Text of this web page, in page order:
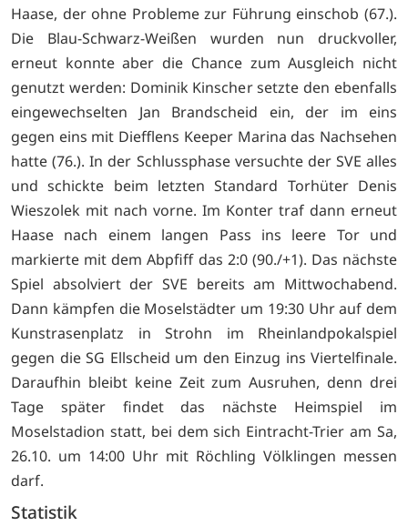
Haase, der ohne Probleme zur Führung einschob (67.).
Die Blau-Schwarz-Weißen wurden nun druckvoller,
erneut konnte aber die Chance zum Ausgleich nicht
genutzt werden: Dominik Kinscher setzte den ebenfalls
eingewechselten Jan Brandscheid ein, der im eins
gegen eins mit Diefflens Keeper Marina das Nachsehen
hatte (76.). In der Schlussphase versuchte der SVE alles
und schickte beim letzten Standard Torhüter Denis
Wieszolek mit nach vorne. Im Konter traf dann erneut
Haase nach einem langen Pass ins leere Tor und
markierte mit dem Abpfiff das 2:0 (90./+1). Das nächste
Spiel absolviert der SVE bereits am Mittwochabend.
Dann kämpfen die Moselstädter um 19:30 Uhr auf dem
Kunstrasenplatz in Strohn im Rheinlandpokalspiel
gegen die SG Ellscheid um den Einzug ins Viertelfinale.
Daraufhin bleibt keine Zeit zum Ausruhen, denn drei
Tage später findet das nächste Heimspiel im
Moselstadion statt, bei dem sich Eintracht-Trier am Sa,
26.10. um 14:00 Uhr mit Röchling Völklingen messen
darf.
Statistik